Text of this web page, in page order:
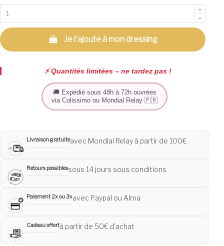
Je l'ajoute à mon dressing
⚡️ Quantités limitées – ne tardez pas !
🚚 Expédié sous 48h à 72h ouvrées
via Colissimo ou Mondial Relay 🇫🇷
Livraison gratuiteavec Mondial Relay à partir de 100€
Retours possiblessous 14 jours sous conditions
Paiement 2x ou 3xavec Paypal ou Alma
Cadeau offertà partir de 50€ d'achat